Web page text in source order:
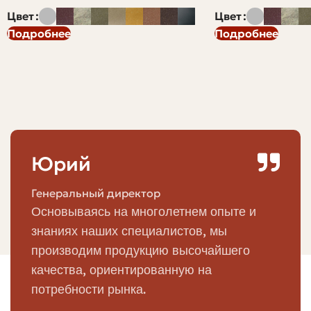
прессованием смеси из щебня, цемента и пигментов
под высоким давлением. В результате формуется
изделие с плотной структурой и минимальной
Для лицевого применения важны две вещи: внешний
кирпич даёт ровную геометрию и стабильный цвет по
всей толщине, что делает стыковку и кладку более
аккуратной. За счет низкой водопоглощаемости он
лучше переносит циклы замораживания-оттаивания
по сравнению с некоторыми другими материалами.
Важно понимать, что это не тот керамический кирпич,
который обжигают в печах. Гиперпресс — это
бетонный продукт, но специально подготовленный
Цвет
Подробнее
Цвет
Подробнее
Юрий
Генеральный директор
Основываясь на многолетнем опыте и
знаниях наших специалистов, мы
производим продукцию высочайшего
качества, ориентированную на
потребности рынка.